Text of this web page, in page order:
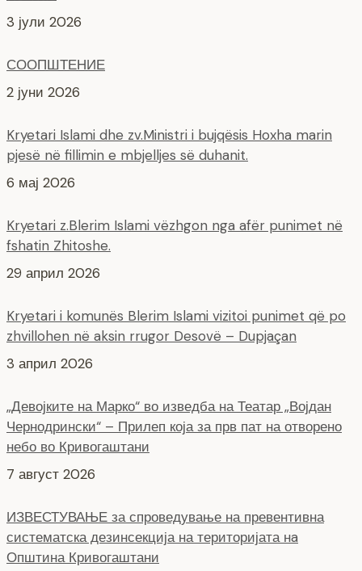
3 јули 2026
СООПШТЕНИЕ
2 јуни 2026
Kryetari Islami dhe zv.Ministri i bujqësis Hoxha marin
pjesë në fillimin e mbjelljes së duhanit.
6 мај 2026
Kryetari z.Blerim Islami vëzhgon nga afër punimet në
fshatin Zhitoshe.
29 април 2026
Kryetari i komunës Blerim Islami vizitoi punimet që po
zhvillohen në aksin rrugor Desovë – Dupjaçan
3 април 2026
„Девојките на Марко“ во изведба на Театар „Војдан
Чернодрински“ – Прилеп која за прв пат на отворено
небо во Кривогаштани
7 август 2026
ИЗВЕСТУВАЊЕ за спроведување на превентивна
систематска дезинсекција на територијата нa
Општина Кривогаштани